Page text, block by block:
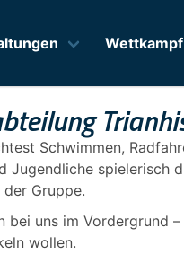
Schwimmen,
Jugendliche spielerisch
Gruppe.
bei uns im Vordergrund
wollen.